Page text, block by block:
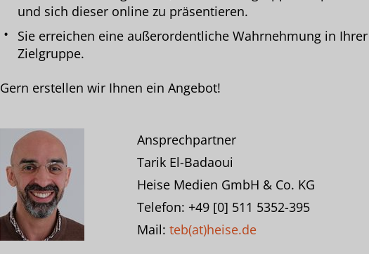
und sich dieser online zu präsentieren.
Sie erreichen eine außerordentliche Wahrnehmung in Ihrer
Zielgruppe.
Gern erstellen wir Ihnen ein Angebot!
Ansprechpartner
Tarik El-Badaoui
Heise Medien GmbH & Co. KG
Telefon: +49 [0] 511 5352-395
Mail: teb(at)heise.de